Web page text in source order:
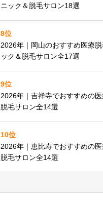
ニック＆脱毛サロン18選
8位
2026年｜岡山のおすすめ医療
ック＆脱毛サロン全17選
9位
2026年｜吉祥寺でおすすめの医
脱毛サロン全14選
10位
2026年｜恵比寿でおすすめの医
脱毛サロン全14選